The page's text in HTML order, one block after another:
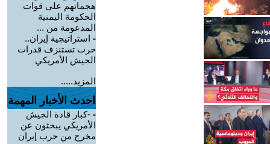
هجماتهم على قوات
الحكومة اليمنية
المدعومة من ...
- استراتيجية إيران..
حرب تستنزف قدرات
الجيش الأمريكي
المزيد.....
احدث الأخبار المهمة
- -كبار قادة الجيش
الأمريكي يبحثون عن
مخرج من حرب إيران